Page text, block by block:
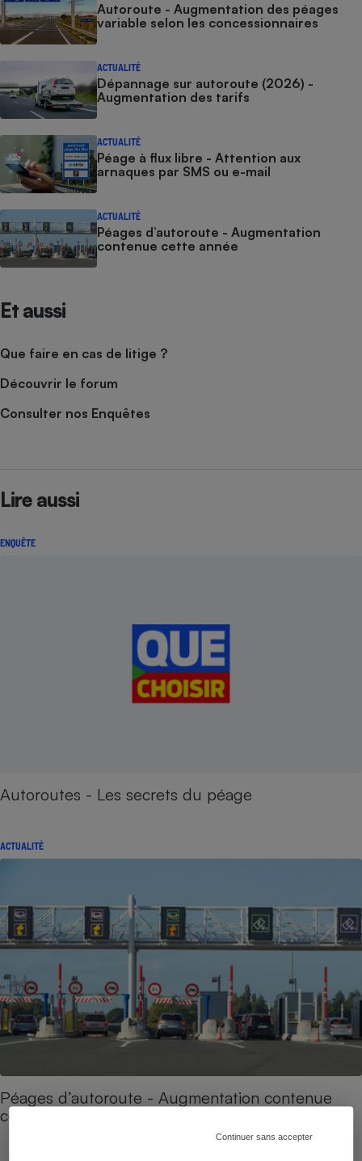
Continuer sans accepter
Autoroute - Augmentation des péages
variable selon les concessionnaires
ACTUALITÉ
Dépannage sur autoroute (2026) -
Augmentation des tarifs
ACTUALITÉ
Péage à flux libre - Attention aux
arnaques par SMS ou e-mail
ACTUALITÉ
Péages d’autoroute - Augmentation
contenue cette année
Et aussi
Que faire en cas de litige ?
Découvrir le forum
Consulter nos Enquêtes
Lire aussi
ENQUÊTE
Autoroutes - Les secrets du péage
ACTUALITÉ
Péages d’autoroute - Augmentation contenue
cette année